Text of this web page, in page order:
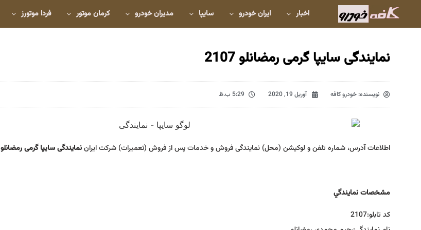
اخبار ایران خودرو سایپا مدیران خودرو کرمان موتور فردا موتورز
نمایندگی سایپا گرمی رمضانلو 2107
نویسنده: خودرو کافه آوریل 19, 2020 5:29 ب.ظ
اطلاعات آدرس، شماره تلفن و لوکیشن (محل) نمایندگی فروش و خدمات پس از فروش (تعمیرات) شرکت ایراننمایندگی سایپا گرمی رمضانلو 2107
مشخصات نمايندگي
كد تابلو:2107